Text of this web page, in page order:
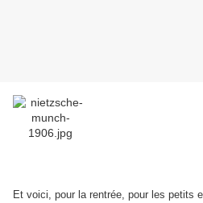
Et voici, pour la rentrée, pour les petits